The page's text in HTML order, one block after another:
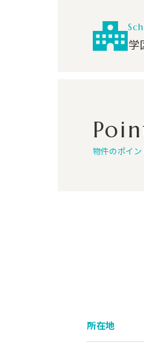
学
物件のポイン
所在地